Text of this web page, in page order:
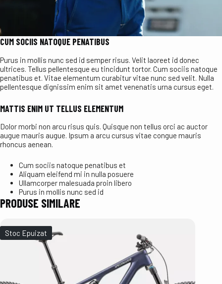
CUM SOCIIS NATOQUE PENATIBUS
Purus in mollis nunc sed id semper risus. Velit laoreet id donec
ultrices. Tellus pellentesque eu tincidunt tortor. Cum sociis natoque
penatibus et. Vitae elementum curabitur vitae nunc sed velit. Nulla
pellentesque dignissim enim sit amet venenatis urna cursus eget.
MATTIS ENIM UT TELLUS ELEMENTUM
Dolor morbi non arcu risus quis. Quisque non tellus orci ac auctor
augue mauris augue. Ipsum a arcu cursus vitae congue mauris
rhoncus aenean.
Cum sociis natoque penatibus et
Aliquam eleifend mi in nulla posuere
Ullamcorper malesuada proin libero
Purus in mollis nunc sed id
PRODUSE SIMILARE
Stoc Epuizat